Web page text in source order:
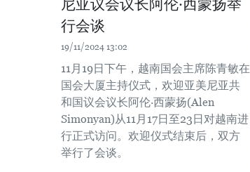
尼亚议会议长阿伦·西蒙扬举
行会谈
19/11/2024 13:02
11月19日下午，越南国会主席陈青敏在
国会大厦主持仪式，欢迎亚美尼亚共
和国议会议长阿伦·西蒙扬(Alen
Simonyan)从11月17日至23日对越南进
行正式访问。欢迎仪式结束后，双方
举行了会谈。